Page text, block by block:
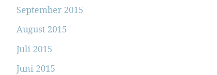
September 2015
August 2015
Juli 2015
Juni 2015